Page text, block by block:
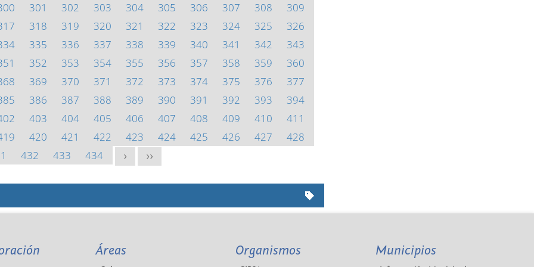
301 302 303 304 305 306 307 308
309
318 319 320 321 322 323 324 325
326
335 336 337 338 339 340 341 342
343
352 353 354 355 356 357 358 359
360
369 370 371 372 373 374 375 376
377
386 387 388 389 390 391 392 393
394
403 404 405 406 407 408 409 410
411
420 421 422 423 424 425 426 427
428
432 433 434 > >>
Áreas Organismos Municipios